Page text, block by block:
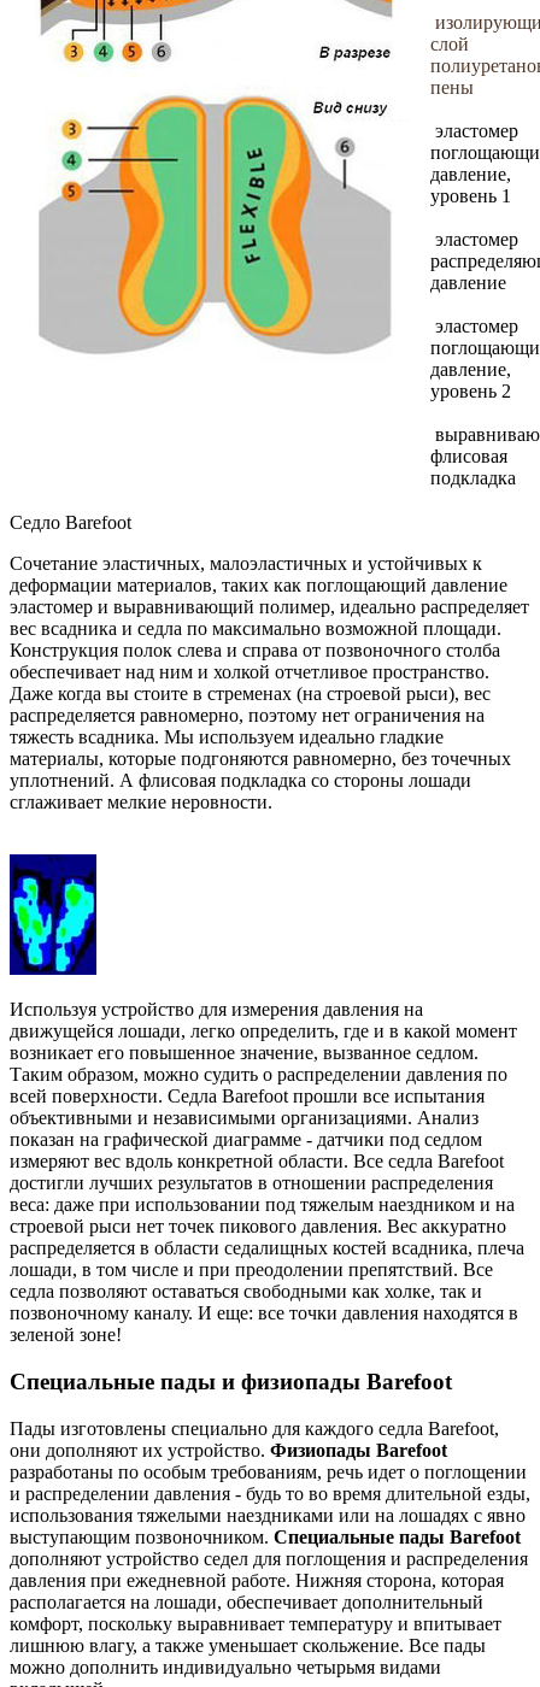
слой
пены
эластомер
давление,
уровень 1
эластомер
давление
эластомер
давление,
уровень 2
флисовая
подкладка
Седло Barefoot
Сочетание эластичных, малоэластичных и устойчивых к
деформации материалов, таких как поглощающий давление
эластомер и выравнивающий полимер, идеально распределяет
вес всадника и седла по максимально возможной площади.
Конструкция полок слева и справа от позвоночного столба
обеспечивает над ним и холкой отчетливое пространство.
Даже когда вы стоите в стременах (на строевой рыси), вес
распределяется равномерно, поэтому нет ограничения на
тяжесть всадника. Мы используем идеально гладкие
материалы, которые подгоняются равномерно, без точечных
уплотнений. А флисовая подкладка со стороны лошади
сглаживает мелкие неровности.
Используя устройство для измерения давления на
движущейся лошади, легко определить, где и в какой момент
возникает его повышенное значение, вызванное седлом.
Таким образом, можно судить о распределении давления по
всей поверхности. Седла Barefoot прошли все испытания
объективными и независимыми организациями. Анализ
показан на графической диаграмме - датчики под седлом
измеряют вес вдоль конкретной области. Все седла Barefoot
достигли лучших результатов в отношении распределения
веса: даже при использовании под тяжелым наездником и на
строевой рыси нет точек пикового давления. Вес аккуратно
распределяется в области седалищных костей всадника, плеча
лошади, в том числе и при преодолении препятствий. Все
седла позволяют оставаться свободными как холке, так и
позвоночному каналу. И еще: все точки давления находятся в
зеленой зоне!
Специальные пады и физиопады Barefoot
Пады изготовлены специально для каждого седла Barefoot,
они дополняют их устройство. Физиопады Barefoot
разработаны по особым требованиям, речь идет о поглощении
и распределении давления - будь то во время длительной езды,
использования тяжелыми наездниками или на лошадях с явно
выступающим позвоночником. Специальные пады Barefoot
дополняют устройство седел для поглощения и распределения
давления при ежедневной работе. Нижняя сторона, которая
располагается на лошади, обеспечивает дополнительный
комфорт, поскольку выравнивает температуру и впитывает
лишнюю влагу, а также уменьшает скольжение. Все пады
можно дополнить индивидуально четырьмя видами